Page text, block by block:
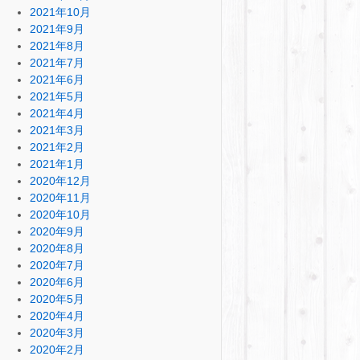
2021年10月
2021年9月
2021年8月
2021年7月
2021年6月
2021年5月
2021年4月
2021年3月
2021年2月
2021年1月
2020年12月
2020年11月
2020年10月
2020年9月
2020年8月
2020年7月
2020年6月
2020年5月
2020年4月
2020年3月
2020年2月